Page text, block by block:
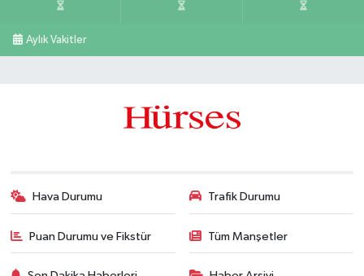
Aylık Vakitler
Hava Durumu Trafik Durumu
Puan Durumu ve Fikstür Tüm Manşetler